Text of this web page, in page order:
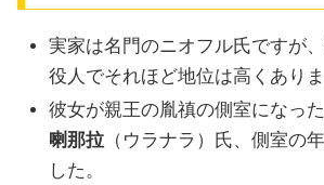
実家は名門のニオフル氏ですが
役人でそれほど地位は高くありま
彼女が親王の胤禛の側室になっ
喇那拉 （ウラナラ）氏、側室の
した。